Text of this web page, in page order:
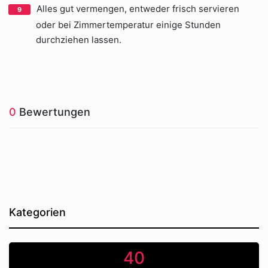
Alles gut vermengen, entweder frisch servieren
oder bei Zimmertemperatur einige Stunden
durchziehen lassen.
0 Bewertungen
Kategorien
40